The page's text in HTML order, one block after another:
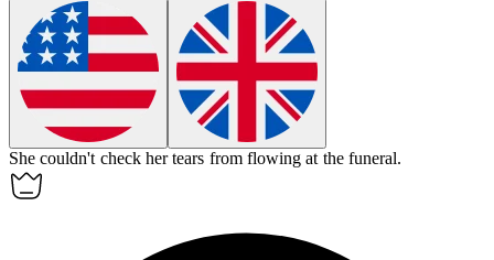
She couldn't check her tears from flowing at the funeral.